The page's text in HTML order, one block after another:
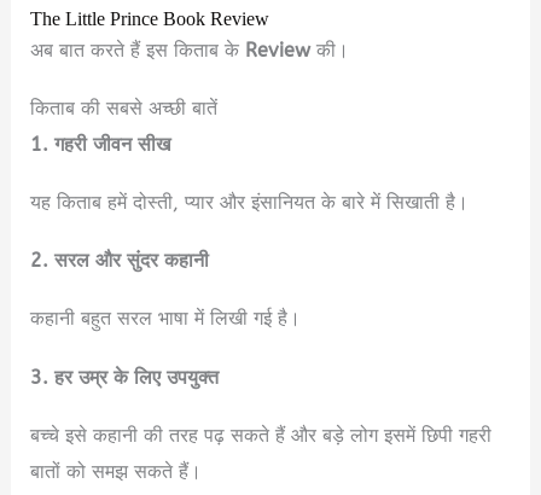
The Little Prince Book Review
अब बात करते हैं इस किताब के Reviewकी।
किताब की सबसे अच्छी बातें
1. गहरी जीवन सीख
यह किताब हमें दोस्ती, प्यार और इंसानियत के बारे में सिखाती है।
2. सरल और सुंदर कहानी
कहानी बहुत सरल भाषा में लिखी गई है।
3. हर उम्र के लिए उपयुक्त
बच्चे इसे कहानी की तरह पढ़ सकते हैं और बड़े लोग इसमें छिपी गहरी
बातों को समझ सकते हैं।